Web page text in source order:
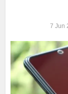
7 Jun